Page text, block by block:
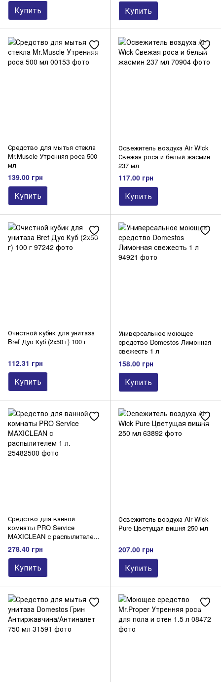
Купить Купить
Средство для мытья стекла
Mr.Muscle Утренняя роса 500
мл
139.00 грн
Купить
Освежитель воздуха Air Wick
Свежая роса и белый жасмин
237 мл
117.00 грн
Купить
Очистной кубик для унитаза
Bref Дуо Куб (2х50 г) 100 г
112.31 грн
Купить
Универсальное моющее
средство Domestos Лимонная
свежесть 1 л
158.00 грн
Купить
Средство для ванной
комнаты PRO Service
MAXICLEAN с распылителем
1 л.
278.40 грн
Купить
Освежитель воздуха Air Wick
Pure Цветущая вишня 250 мл
207.00 грн
Купить